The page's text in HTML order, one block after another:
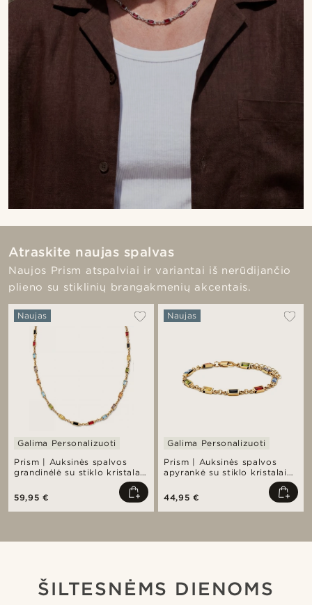
Atraskite naujas spalvas
Naujos Prism atspalviai ir variantai iš nerūdijančio
plieno su stiklinių brangakmenių akcentais.
Prism | Auksinės spalvos
grandinėlė su stiklo kristalais
Naujas
Galima Personalizuoti
59,95 €
Prism | Auksinės spalvos
apyrankė su stiklo kristalais
Naujas
Galima Personalizuoti
44,95 €
ŠILTESNĖMS DIENOMS